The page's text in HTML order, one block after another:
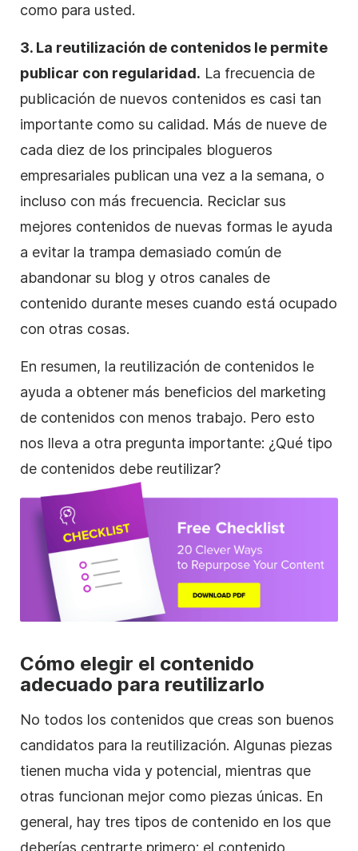
como para usted.
3. La reutilización de contenidos le permite
publicar con regularidad. La frecuencia de
publicación de nuevos contenidos es casi tan
importante como su calidad. Más de nueve de
cada diez de los principales blogueros
empresariales publican una vez a la semana, o
incluso con más frecuencia. Reciclar sus
mejores contenidos de nuevas formas le ayuda
a evitar la trampa demasiado común de
abandonar su blog y otros canales de
contenido durante meses cuando está ocupado
con otras cosas.
En resumen, la reutilización de contenidos le
ayuda a obtener más beneficios del marketing
de contenidos con menos trabajo. Pero esto
nos lleva a otra pregunta importante: ¿Qué tipo
de contenidos debe reutilizar?
Cómo elegir el contenido
adecuado para reutilizarlo
No todos los contenidos que creas son buenos
candidatos para la reutilización. Algunas piezas
tienen mucha vida y potencial, mientras que
otras funcionan mejor como piezas únicas. En
general, hay tres tipos de contenido en los que
deberías centrarte primero: el contenido